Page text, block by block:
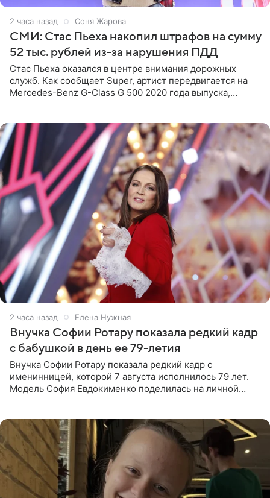
2 часа назад Соня Жарова
СМИ: Стас Пьеха накопил штрафов на сумму
52 тыс. рублей из-за нарушения ПДД
Стас Пьеха оказался в центре внимания дорожных
служб. Как сообщает Super, артист передвигается на
Mercedes-Benz G-Class G 500 2020 года выпуска,
2 часа назад Елена Нужная
Внучка Софии Ротару показала редкий кадр
с бабушкой в день ее 79-летия
Внучка Софии Ротару показала редкий кадр с
именинницей, которой 7 августа исполнилось 79 лет.
Модель София Евдокименко поделилась на личной